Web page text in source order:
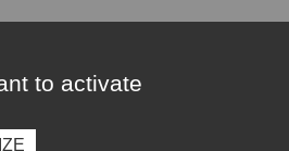
to activate